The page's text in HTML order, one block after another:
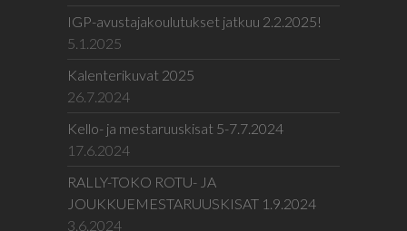
IGP-avustajakoulutukset jatkuu 2.2.2025!
5.1.2025
Kalenterikuvat 2025
26.7.2024
Kello- ja mestaruuskisat 5-7.7.2024
17.6.2024
RALLY-TOKO ROTU- JA
JOUKKUEMESTARUUSKISAT 1.9.2024
3.6.2024